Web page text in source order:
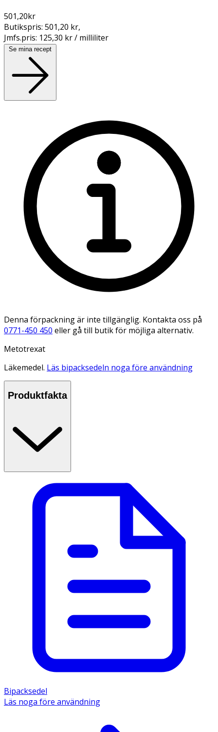
501,20kr
Butikspris: 501,20 kr,
Jmfs.pris: 125,30 kr / milliliter
Se mina recept
Denna förpackning är inte tillgänglig. Kontakta oss på
0771-450 450 eller gå till butik för möjliga alternativ.
Metotrexat
Läkemedel. Läs bipacksedeln noga före användning
Produktfakta
Bipacksedel
Läs noga före användning